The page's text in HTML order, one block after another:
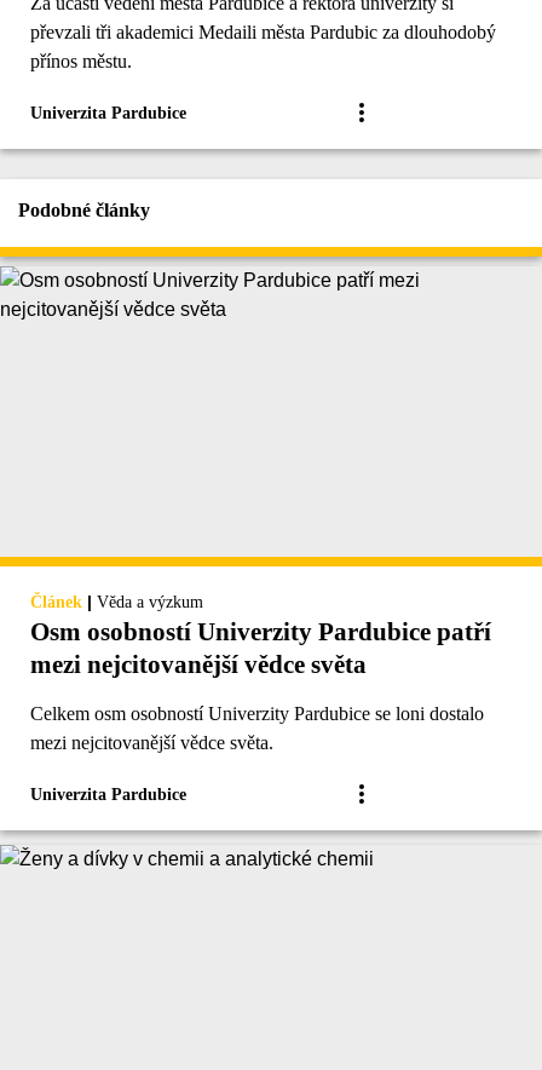
převzali tři akademici Medaili města Pardubic za dlouhodobý
přínos městu.
Univerzita Pardubice
Podobné články
Článek | Věda a výzkum
Osm osobností Univerzity Pardubice patří
mezi nejcitovanější vědce světa
Celkem osm osobností Univerzity Pardubice se loni dostalo
mezi nejcitovanější vědce světa.
Univerzita Pardubice